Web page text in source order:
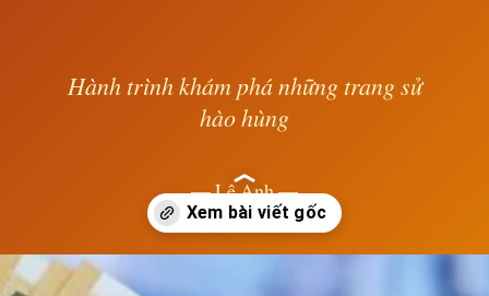
Hành trình khám phá những trang sử
hào hùng
— Lê Anh —
Đang mở